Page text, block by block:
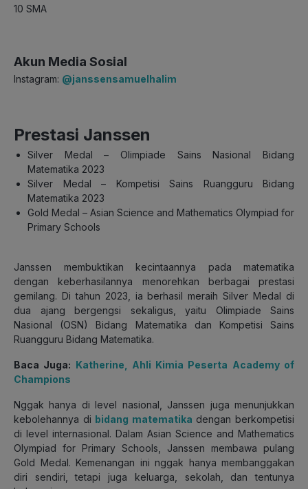
10 SMA
Akun Media Sosial
Instagram: @janssensamuelhalim
Prestasi Janssen
Silver Medal – Olimpiade Sains Nasional Bidang
Matematika 2023
Silver Medal – Kompetisi Sains Ruangguru Bidang
Matematika 2023
Gold Medal – Asian Science and Mathematics Olympiad for
Primary Schools
Janssen membuktikan kecintaannya pada matematika
dengan keberhasilannya menorehkan berbagai prestasi
gemilang. Di tahun 2023, ia berhasil meraih Silver Medal di
dua ajang bergengsi sekaligus, yaitu Olimpiade Sains
Nasional (OSN) Bidang Matematika dan Kompetisi Sains
Ruangguru Bidang Matematika.
Baca Juga: Katherine, Ahli Kimia Peserta Academy of
Champions
Nggak hanya di level nasional, Janssen juga menunjukkan
kebolehannya di bidang matematika dengan berkompetisi
di level internasional. Dalam Asian Science and Mathematics
Olympiad for Primary Schools, Janssen membawa pulang
Gold Medal. Kemenangan ini nggak hanya membanggakan
diri sendiri, tetapi juga keluarga, sekolah, dan tentunya